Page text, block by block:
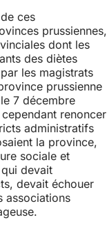
ces
prussiennes,
dont les
des diètes
les magistrats
prussienne
7 décembre
renoncer
administratifs
la province,
sociale et
devait
devait échouer
associations